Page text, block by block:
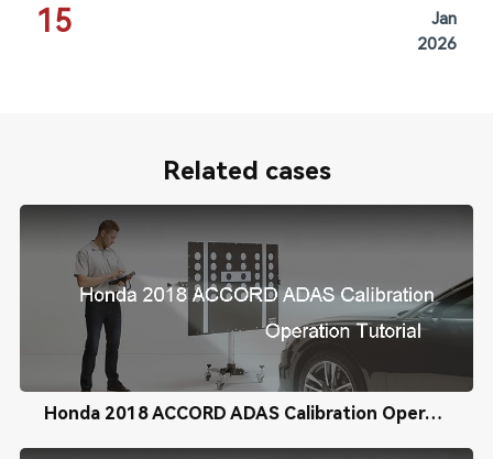
15
Jan
2026
Related cases
Honda 2018 ACCORD ADAS Calibration Operation Tutorial